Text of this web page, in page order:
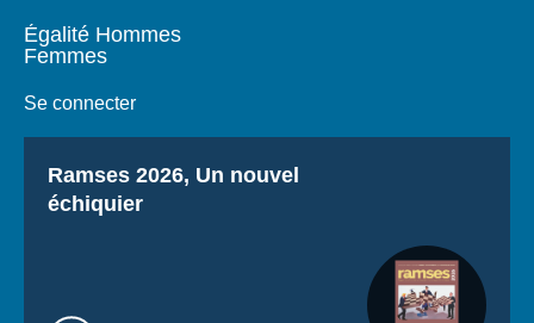
Égalité Hommes
Femmes
Se connecter
Titre
Ramses 2026, Un nouvel
échiquier